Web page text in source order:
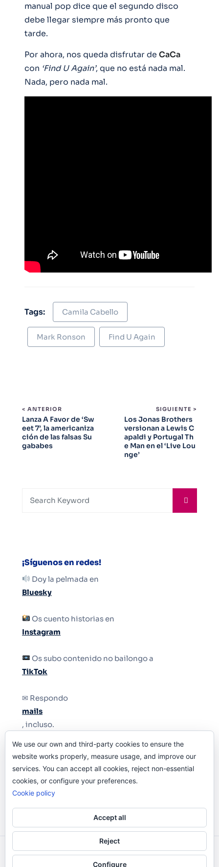
manual pop dice que el segundo disco
debe llegar siempre más pronto que
tarde.
Por ahora, nos queda disfrutar de CaCa
con ‘Find U Again’, que no está nada mal.
Nada, pero nada mal.
Tags: Camila Cabello
Mark Ronson Find U Again
< ANTERIOR
Lanza A Favor de ‘Sw
eet 7’, la americaniza
ción de las falsas Su
gababes
SIGUIENTE >
Los Jonas Brothers
versionan a Lewis C
apaldi y Portugal Th
e Man en el ‘Live Lou
nge’
¡Síguenos en redes!
Doy la pelmada en
Bluesky
Os cuento historias en
Instagram
Os subo contenido no bailongo a
TikTok
✉ Respondo
mails
, incluso.
Y si una persona no puede tener teléfono, que
le quiten el teléfono.
Odi O'Malley © 2016-2025. Todos Los Derechos
We use our own and third-party cookies to ensure the
website works properly, measure usage, and improve our
services. You can accept all cookies, reject non-essential
cookies, or configure your preferences.
Cookie policy
Accept all
Reject
Configure